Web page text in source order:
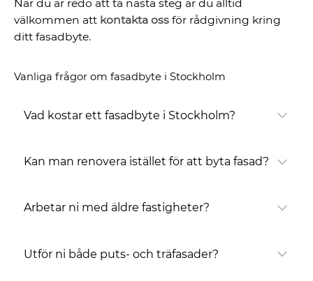
När du är redo att ta nästa steg är du alltid
välkommen att kontakta oss för rådgivning kring
ditt fasadbyte.
Vanliga frågor om fasadbyte i Stockholm
Vad kostar ett fasadbyte i Stockholm?
Kan man renovera istället för att byta fasad?
Arbetar ni med äldre fastigheter?
Utför ni både puts- och träfasader?